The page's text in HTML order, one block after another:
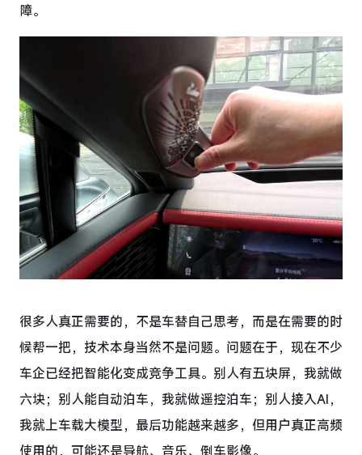
障。
很多人真正需要的，不是车替自己思考，而是在需要的时
候帮一把，技术本身当然不是问题。问题在于，现在不少
车企已经把智能化变成竞争工具。别人有五块屏，我就做
六块；别人能自动泊车，我就做遥控泊车；别人接入AI，
我就上车载大模型，最后功能越来越多，但用户真正高频
使用的，可能还是导航、音乐、倒车影像。